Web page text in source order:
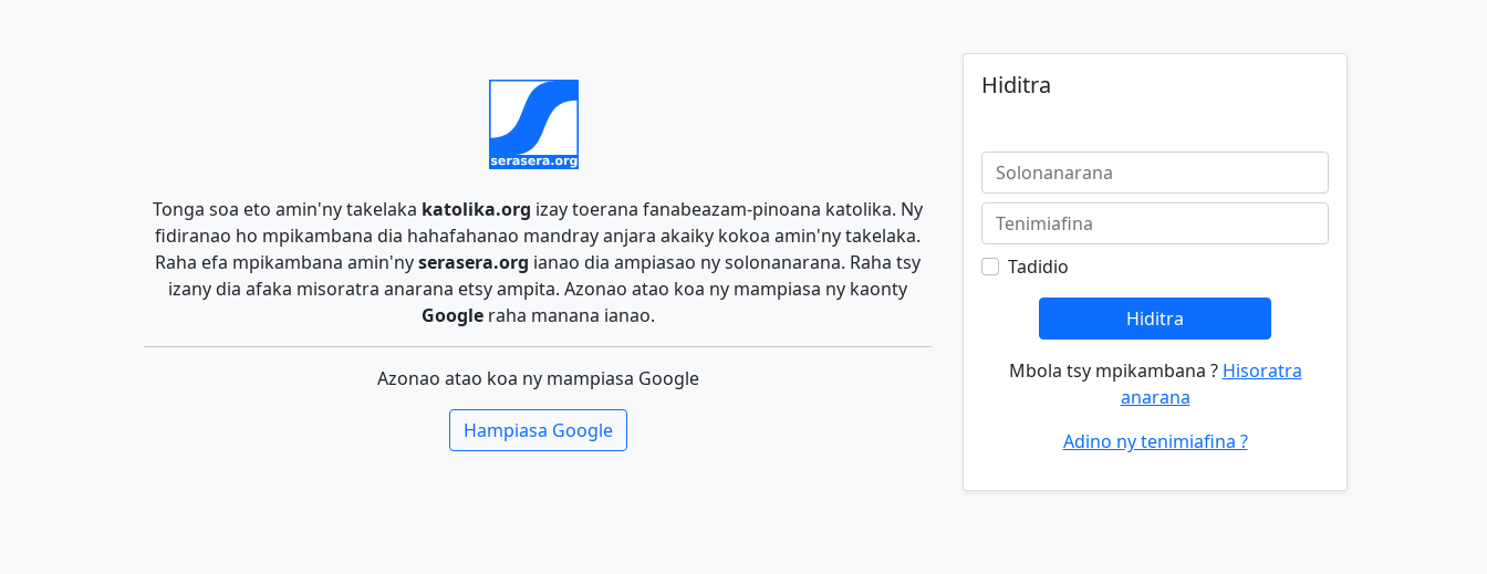
Tonga soa eto amin'ny takelaka katolika.org izay toerana fanabeazam-pinoana katolika. Ny
fidiranao ho mpikambana dia hahafahanao mandray anjara akaiky kokoa amin'ny takelaka.
Raha efa mpikambana amin'nyserasera.org ianao dia ampiasao ny solonanarana. Raha tsy
izany dia afaka misoratra anarana etsy ampita. Azonao atao koa ny mampiasa ny kaonty
Googleraha manana ianao.
Azonao atao koa ny mampiasa Google
Hampiasa Google
Hiditra
Tadidio
Hiditra
Mbola tsy mpikambana ? Hisoratra
anarana
Adino ny tenimiafina ?